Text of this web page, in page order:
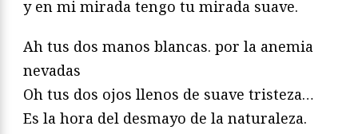
y en mi mirada tengo tu mirada suave.
Ah tus dos manos blancas. por la anemia
nevadas
Oh tus dos ojos llenos de suave tristeza…
Es la hora del desmayo de la naturaleza.